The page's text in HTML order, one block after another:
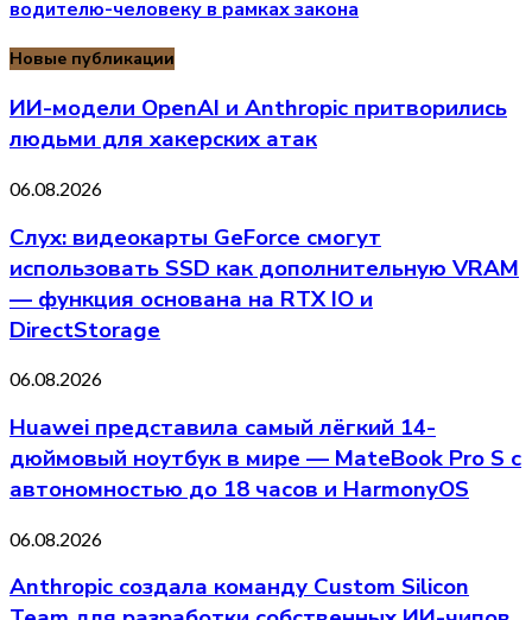
водителю-человеку в рамках закона
Новые публикации
ИИ-модели OpenAI и Anthropic притворились
людьми для хакерских атак
06.08.2026
Слух: видеокарты GeForce смогут
использовать SSD как дополнительную VRAM
— функция основана на RTX IO и
DirectStorage
06.08.2026
Huawei представила самый лёгкий 14-
дюймовый ноутбук в мире — MateBook Pro S с
автономностью до 18 часов и HarmonyOS
06.08.2026
Anthropic создала команду Custom Silicon